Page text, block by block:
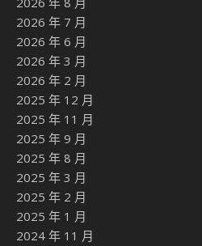
2026 年 7 月
2026 年 6 月
2026 年 3 月
2026 年 2 月
2025 年 12 月
2025 年 11 月
2025 年 9 月
2025 年 8 月
2025 年 3 月
2025 年 2 月
2025 年 1 月
2024 年 11 月